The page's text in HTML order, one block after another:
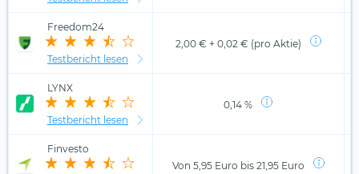
Freedom24
Testbericht lesen
2,00 € + 0,02 € (pro Aktie)
LYNX
Testbericht lesen
0,14 %
Finvesto
Von 5,95 Euro bis 21,95 Euro